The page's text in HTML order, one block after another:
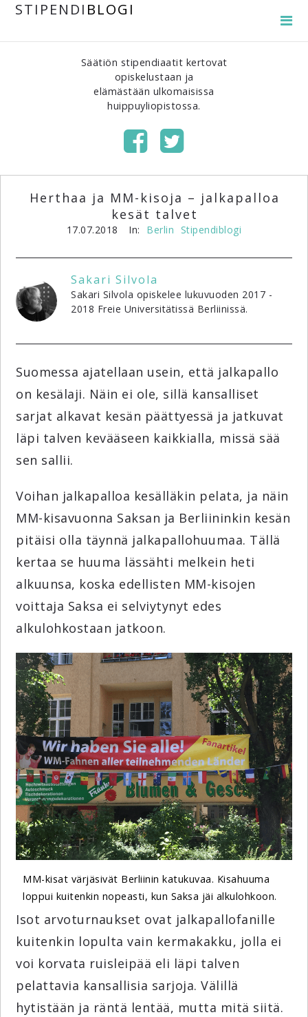
STIPENDI BLOGI
Säätiön stipendiaatit kertovat
opiskelustaan ja
elämästään ulkomaisissa
huippuyliopistossa.
Herthaa ja MM-kisoja – jalkapalloa
kesät talvet
17.07.2018 In: Berlin Stipendiblogi
Sakari Silvola
Sakari Silvola opiskelee lukuvuoden 2017 -
2018 Freie Universitätissä Berliinissä.
Suomessa ajatellaan usein, että jalkapallo
on kesälaji. Näin ei ole, sillä kansalliset
sarjat alkavat kesän päättyessä ja jatkuvat
läpi talven kevääseen kaikkialla, missä sää
sen sallii.
Voihan jalkapalloa kesälläkin pelata, ja näin
MM-kisavuonna Saksan ja Berliininkin kesän
pitäisi olla täynnä jalkapallohuumaa. Tällä
kertaa se huuma lässähti melkein heti
alkuunsa, koska edellisten MM-kisojen
voittaja Saksa ei selviytynyt edes
alkulohkostaan jatkoon.
MM-kisat värjäsivät Berliinin katukuvaa. Kisahuuma
loppui kuitenkin nopeasti, kun Saksa jäi alkulohkoon.
Isot arvoturnaukset ovat jalkapallofanille
kuitenkin lopulta vain kermakakku, jolla ei
voi korvata ruisleipää eli läpi talven
pelattavia kansallisia sarjoja. Välillä
hytistään ja räntä lentää, mutta mitä siitä.